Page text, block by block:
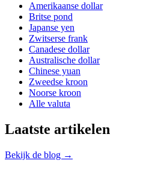
Amerikaanse dollar
Britse pond
Japanse yen
Zwitserse frank
Canadese dollar
Australische dollar
Chinese yuan
Zweedse kroon
Noorse kroon
Alle valuta
Laatste artikelen
Bekijk de blog →